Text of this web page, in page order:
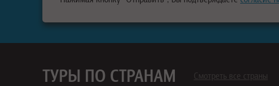
ТУРЫ ПО СТРАНАМ Смотреть все страны